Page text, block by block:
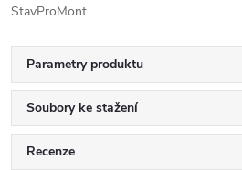
StavProMont.
Parametry produktu
Soubory ke stažení
Recenze